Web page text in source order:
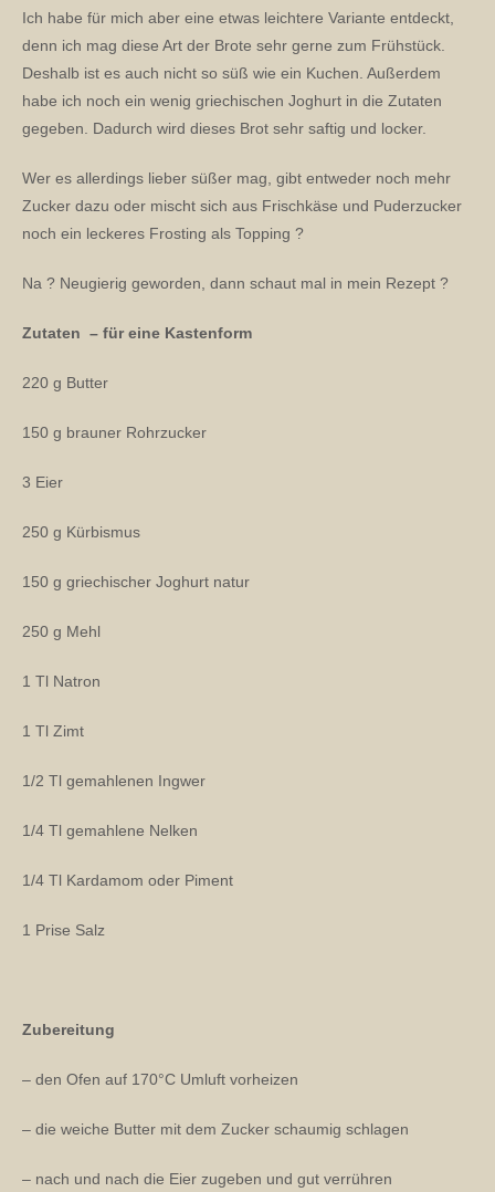
Ich habe für mich aber eine etwas leichtere Variante entdeckt,
denn ich mag diese Art der Brote sehr gerne zum Frühstück.
Deshalb ist es auch nicht so süß wie ein Kuchen. Außerdem
habe ich noch ein wenig griechischen Joghurt in die Zutaten
gegeben. Dadurch wird dieses Brot sehr saftig und locker.
Wer es allerdings lieber süßer mag, gibt entweder noch mehr
Zucker dazu oder mischt sich aus Frischkäse und Puderzucker
noch ein leckeres Frosting als Topping ?
Na ? Neugierig geworden, dann schaut mal in mein Rezept ?
Zutaten – für eine Kastenform
220 g Butter
150 g brauner Rohrzucker
3 Eier
250 g Kürbismus
150 g griechischer Joghurt natur
250 g Mehl
1 Tl Natron
1 Tl Zimt
1/2 Tl gemahlenen Ingwer
1/4 Tl gemahlene Nelken
1/4 Tl Kardamom oder Piment
1 Prise Salz
Zubereitung
– den Ofen auf 170°C Umluft vorheizen
– die weiche Butter mit dem Zucker schaumig schlagen
– nach und nach die Eier zugeben und gut verrühren